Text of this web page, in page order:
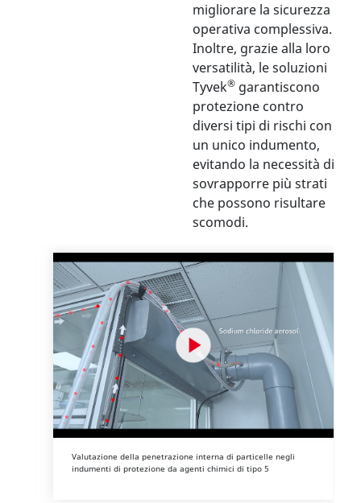
migliorare la sicurezza
operativa complessiva.
Inoltre, grazie alla loro
versatilità, le soluzioni
Tyvek® garantiscono
protezione contro
diversi tipi di rischi con
un unico indumento,
evitando la necessità di
sovrapporre più strati
che possono risultare
scomodi.
Valutazione della penetrazione interna di particelle negli
indumenti di protezione da agenti chimici di tipo 5